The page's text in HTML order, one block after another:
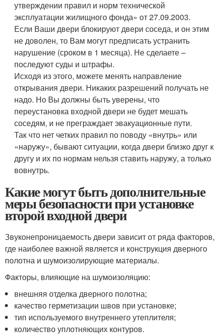
утверждении правил и норм технической
эксплуатации жилищного фонда» от 27.09.2003.
Если Ваши двери блокируют двери соседа, и он этим
не доволен, то Вам могут предписать устранить
нарушение (сроком в 1 месяца). Не сделаете –
последуют суды и штрафы.
Исходя из этого, можете менять направление
открывания двери. Никаких разрешений получать не
надо. Но Вы должны быть уверены, что
переустановка входной двери не будет мешать
соседям, и не преграждает эвакуационные пути.
Так что нет четких правил по поводу «внутрь» или
«наружу», бывают ситуации, когда двери близко друг к
другу и их по нормам нельзя ставить наружу, а только
вовнутрь.
Какие могут быть дополнительные
меры безопасности при установке
второй входной двери
Звуконепроницаемость двери зависит от ряда факторов,
где наиболее важной является и конструкция дверного
полотна и шумоизолирующие материалы.
Факторы, влияющие на шумоизоляцию:
внешняя отделка дверного полотна;
качество герметизации швов при установке;
тип используемого внутреннего утеплителя;
количество уплотняющих контуров.